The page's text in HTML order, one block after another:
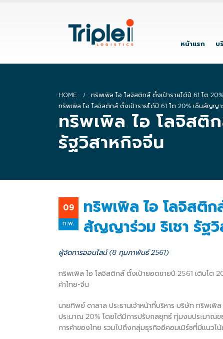
หน้าแรก บ
HOME ทริพเพิล ไอ โลจิสติกส์ ตั้งเป้ารายได้ปี 61 โต
ทริพเพิล ไอ โลจิสติกส์ ตั้งเป้ารายได้ปี 61 โต 20% เซ็นสัญญา
ทริพเพิล ไอ โลจิสติ
รัฐวิสาหกิจจีน
09
ก.พ.
ทริพเพิล ไอ โลจิสติก
สัญญาร่วม ริเชา รัฐ
ผู้จัดการออนไลน์ (8 กุมภาพันธ์ 2561)
ทริพเพิล ไอ โลจิสติกส์ ตั้งเป้ายอดขายปี 2561 เติบโต
ค้าไทย-จีน
นายทิพย์ ดาลาล ประธานเจ้าหน้าที่บริหาร บริษัท ทริพเพิ
ประมาณ 20% โดยได้มีการปรับกลยุทธ์ ทุ่มงบประมาณ
การค้าของไทย รวมไปถึงกลุ่มธุรกิจอีคอมเมิร์ซที่มีแนวโ